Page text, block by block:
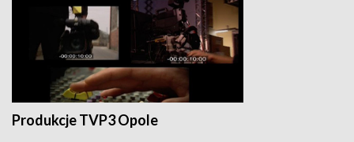
Produkcje TVP3 Opole